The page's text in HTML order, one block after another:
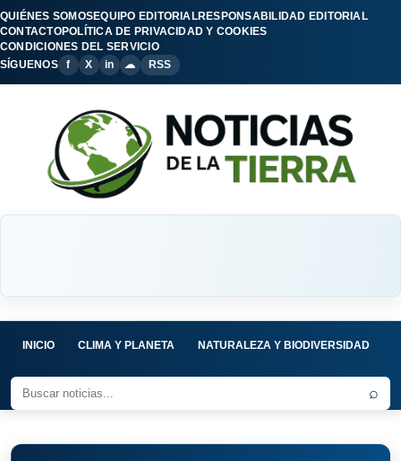
QUIÉNES SOMOSEQUIPO EDITORIALRESPONSABILIDAD EDITORIAL
CONTACTOPOLÍTICA DE PRIVACIDAD Y COOKIES
CONDICIONES DEL SERVICIO
SÍGUENOS
f X in ☁ RSS
INICIO CLIMA Y PLANETA NATURALEZA Y BIODIVERSIDAD
⌕